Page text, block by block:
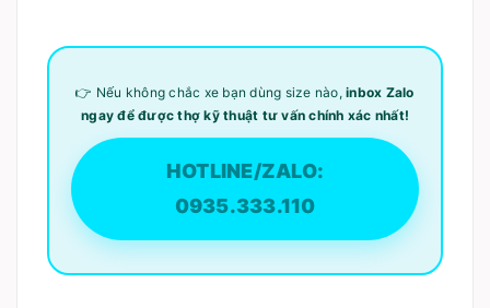
👉 Nếu không chắc xe bạn dùng size nào,inbox Zalo
ngay để được thợ kỹ thuật tư vấn chính xác nhất!
HOTLINE/ZALO:
0935.333.110